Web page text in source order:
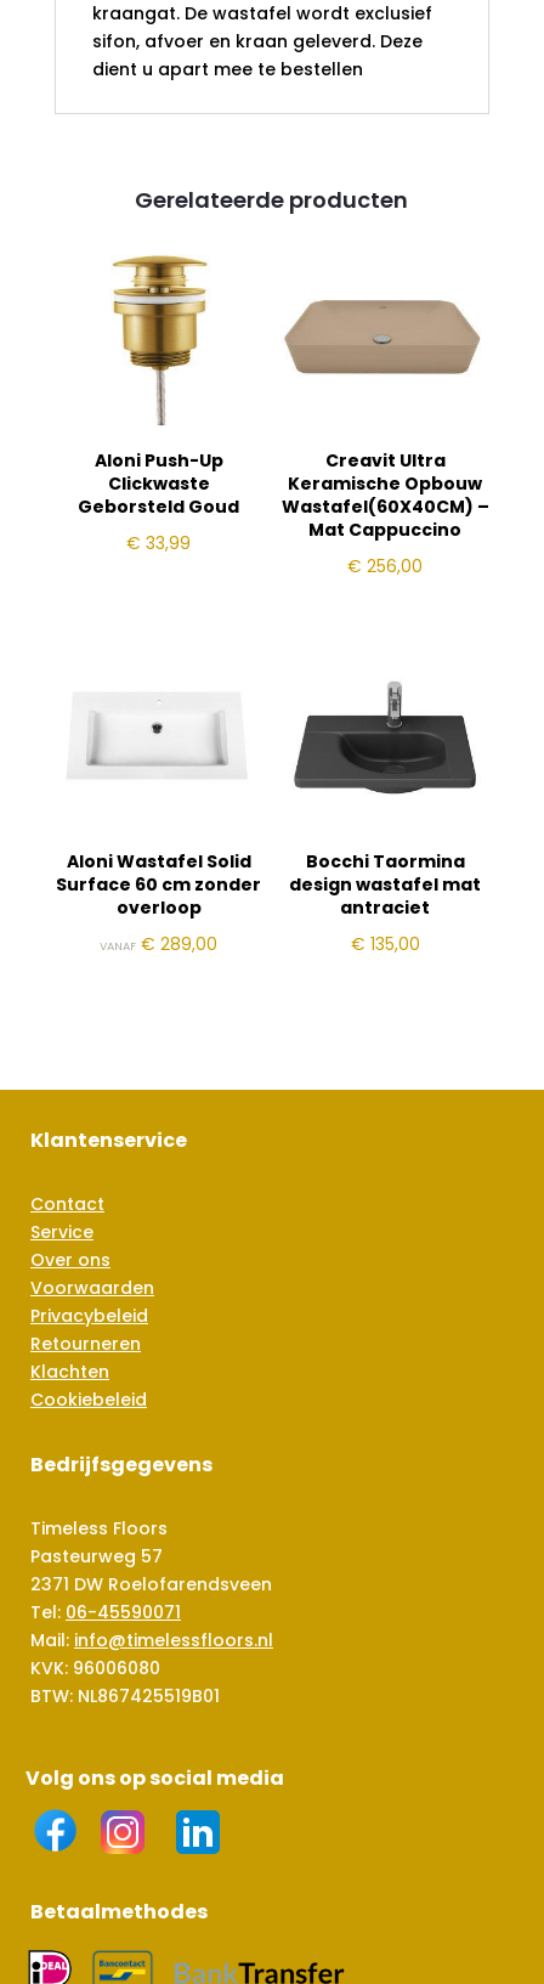
kraangat. De wastafel wordt exclusief
sifon, afvoer en kraan geleverd. Deze
dient u apart mee te bestellen
Gerelateerde producten
Aloni Push-Up
Clickwaste
Geborsteld Goud
€ 33,99
Creavit Ultra
Keramische Opbouw
Wastafel(60X40CM) –
Mat Cappuccino
€ 256,00
Aloni Wastafel Solid
Surface 60 cm zonder
overloop
VANAF € 289,00
Bocchi Taormina
design wastafel mat
antraciet
€ 135,00
Klantenservice
Contact
Service
Over ons
Voorwaarden
Privacybeleid
Retourneren
Klachten
Cookiebeleid
Bedrijfsgegevens
Timeless Floors
Pasteurweg 57
2371 DW Roelofarendsveen
Tel: 06-45590071
Mail: info@timelessfloors.nl
KVK: 96006080
BTW: NL867425519B01
Volg ons op social media
Betaalmethodes